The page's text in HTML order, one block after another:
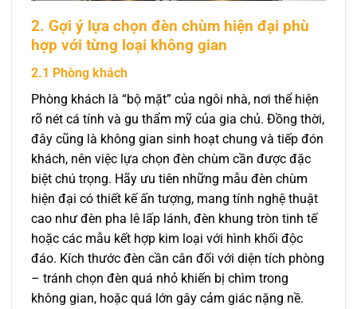
2. Gợi ý lựa chọn đèn chùm hiện đại phù
hợp với từng loại không gian
2.1 Phòng khách
Phòng khách là “bộ mặt” của ngôi nhà, nơi thể hiện
rõ nét cá tính và gu thẩm mỹ của gia chủ. Đồng thời,
đây cũng là không gian sinh hoạt chung và tiếp đón
khách, nên việc lựa chọn đèn chùm cần được đặc
biệt chú trọng. Hãy ưu tiên những mẫu đèn chùm
hiện đại có thiết kế ấn tượng, mang tính nghệ thuật
cao như đèn pha lê lấp lánh, đèn khung tròn tinh tế
hoặc các mẫu kết hợp kim loại với hình khối độc
đáo. Kích thước đèn cần cân đối với diện tích phòng
– tránh chọn đèn quá nhỏ khiến bị chìm trong
không gian, hoặc quá lớn gây cảm giác nặng nề.